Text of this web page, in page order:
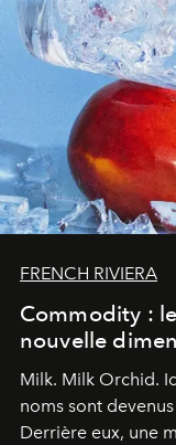
FRENCH RIVIERA
Commodity :
nouvelle
Milk. Milk Orchid.
noms sont
Derrière eux, une